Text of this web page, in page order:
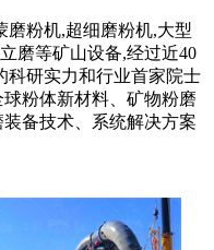
磨粉机,超细磨粉机,大型
磨等矿山设备,经过近40
科研实力和行业首家院士
粉体新材料、矿物粉磨
备技术、系统解决方案